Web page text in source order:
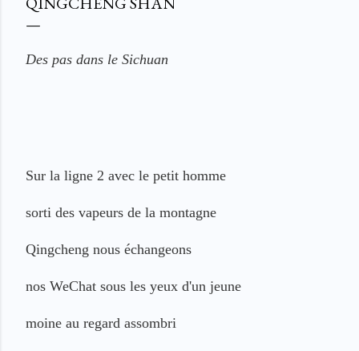
Des pas dans le Sichuan
Sur la ligne 2 avec le petit homme
sorti des vapeurs de la montagne
Qingcheng nous échangeons
nos WeChat sous les yeux d'un jeune
moine au regard assombri